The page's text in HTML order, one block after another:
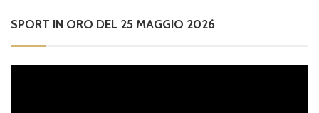
SPORT IN ORO DEL 25 MAGGIO 2026